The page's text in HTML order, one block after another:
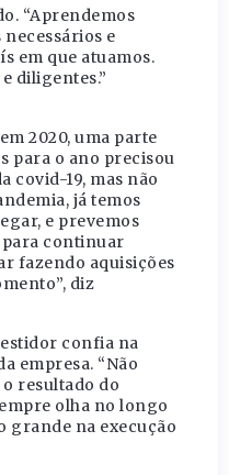
“Aprendemos
e
em que atuamos.
diligentes.”
2020, uma parte
para o ano precisou
covid-19, mas não
já temos
e prevemos
continuar
fazendo aquisições
diz
confia na
empresa. “Não
resultado do
olha no longo
grande na execução